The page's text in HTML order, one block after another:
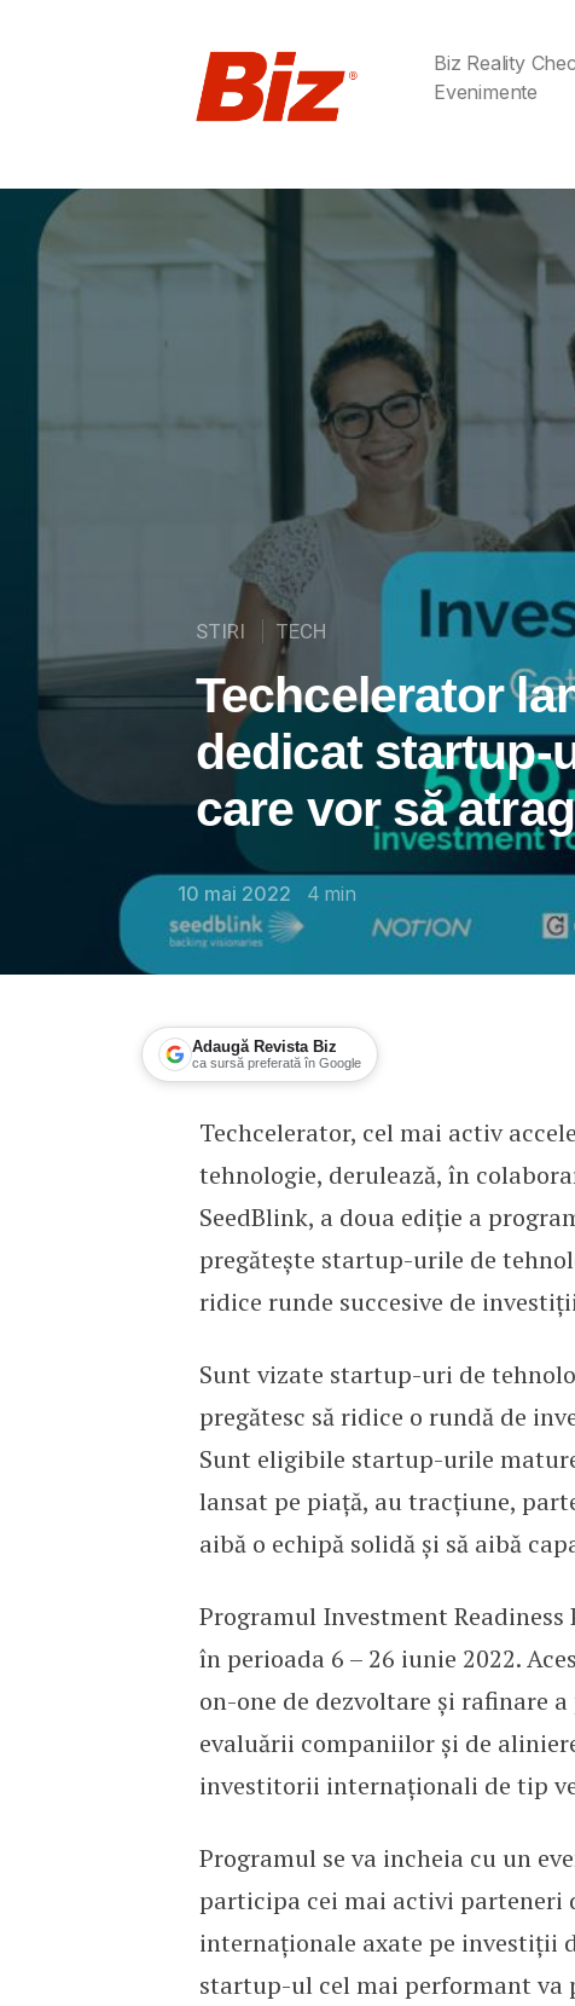
Biz Reality
Evenimente
STIRI TECH
Techcelerator
dedicat startup-
care vor să
10 mai 2022 4 min
Adaugă Revista Biz
ca sursă preferată în Google
Techcelerator lansează
Techcelerator, cel mai activ
tehnologie, derulează, în
SeedBlink, a doua ediție a
pregătește startup-urile de
ridice runde succesive de
Sunt vizate startup-uri de
pregătesc să ridice o rundă de
Sunt eligibile startup-urile
lansat pe piață, au tracțiune,
aibă o echipă solidă și să aibă
Programul Investment Readiness
în perioada 6 – 26 iunie 2022.
on-one de dezvoltare și rafinare
evaluării companiilor și de
investitorii internaționali de tip
Programul se va incheia cu un
participa cei mai activi parteneri
internaționale axate pe investiții
startup-ul cel mai performant va